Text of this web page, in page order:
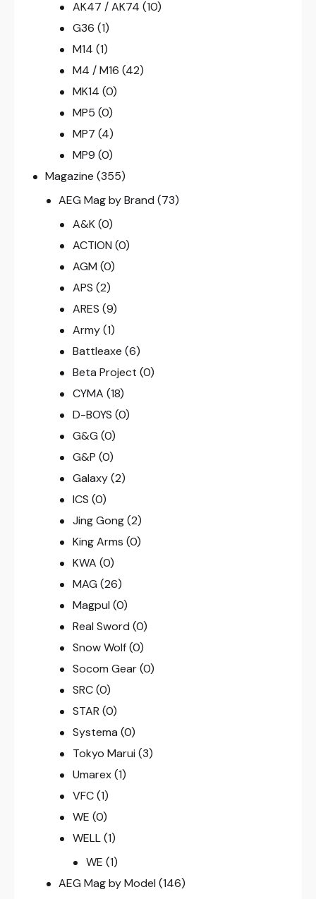
AK47 / AK74 (10)
G36 (1)
M14 (1)
M4 / M16 (42)
MK14 (0)
MP5 (0)
MP7 (4)
MP9 (0)
Magazine (355)
AEG Mag by Brand (73)
A&K (0)
ACTION (0)
AGM (0)
APS (2)
ARES (9)
Army (1)
Battleaxe (6)
Beta Project (0)
CYMA (18)
D-BOYS (0)
G&G (0)
G&P (0)
Galaxy (2)
ICS (0)
Jing Gong (2)
King Arms (0)
KWA (0)
MAG (26)
Magpul (0)
Real Sword (0)
Snow Wolf (0)
Socom Gear (0)
SRC (0)
STAR (0)
Systema (0)
Tokyo Marui (3)
Umarex (1)
VFC (1)
WE (0)
WELL (1)
WE (1)
AEG Mag by Model (146)